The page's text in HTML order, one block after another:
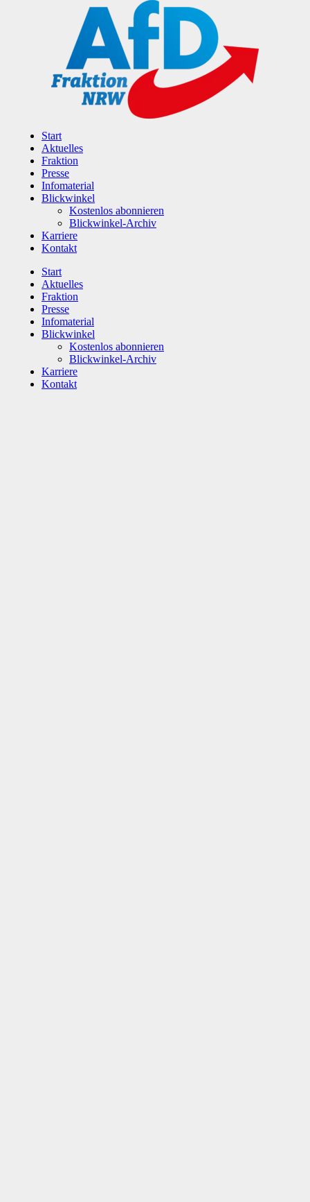
Start
Aktuelles
Fraktion
Presse
Infomaterial
Blickwinkel
Kostenlos abonnieren
Blickwinkel-Archiv
Karriere
Kontakt
Start
Aktuelles
Fraktion
Presse
Infomaterial
Blickwinkel
Kostenlos abonnieren
Blickwinkel-Archiv
Karriere
Kontakt